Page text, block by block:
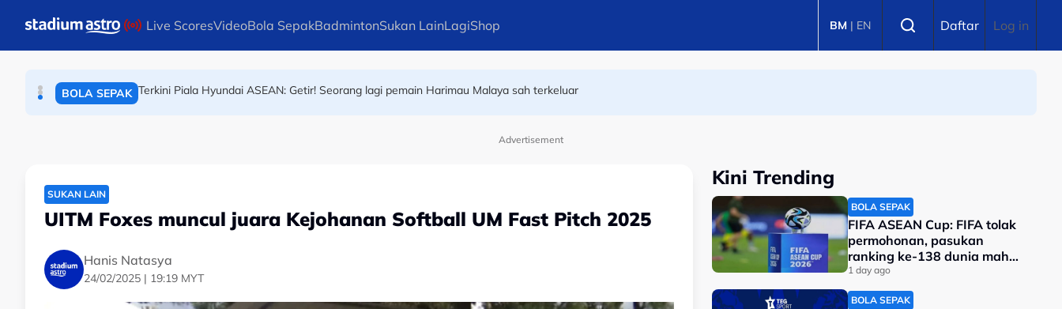
Live ScoresVideoBola SepakBadmintonSukan LainLagiShop BM | EN Daftar Log in
BOLA SEPAK
BOLA SEPAK Piala Hyundai ASEAN: Media sosial bergegar, penyokong maki Indonesia malu kalah
Advertisement
SUKAN LAIN
UITM Foxes muncul juara Kejohanan Softball UM Fast Pitch 2025
Hanis Natasya
24/02/2025 | 19:19 MYT
Kini Trending
BOLA SEPAK
FIFA ASEAN Cup: FIFA tolak
permohonan, pasukan
ranking ke-138 dunia mahu
tarik diri?
1 day ago
BOLA SEPAK